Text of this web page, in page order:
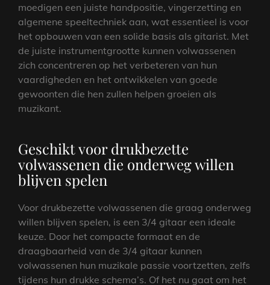
moedigen een juiste handpositie, vingerzetting en
algemene speeltechniek aan, wat essentieel is voor
het opbouwen van een solide basis als gitarist. Met
de juiste instrumentgrootte kunnen volwassenen
zich concentreren op het verbeteren van hun
vaardigheden en het ontwikkelen van goede
gewoonten die hen zullen helpen groeien als
muzikant.
Geschikt voor drukbezette
volwassenen die onderweg willen
blijven spelen
Voor drukbezette volwassenen die graag onderweg
willen blijven spelen, is een 3/4 gitaar een ideale
keuze. Door het compacte formaat en de
draagbaarheid van de 3/4 gitaar kunnen
volwassenen hun muzikale passie voortzetten, zelfs
tijdens hun drukke schema’s. Of het nu gaat om het